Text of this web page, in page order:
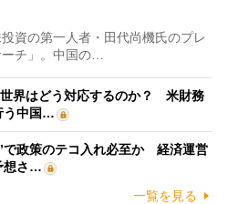
資の第一人者・田代尚機氏のプレ
ーチ」。中国の…
界はどう対応するのか？ 米財務
う中国…
で政策のテコ入れ必至か 経済運営
想さ…
一覧を見る